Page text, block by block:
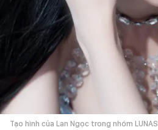
Tạo hình của Lan Ngọc trong nhóm LUNAS